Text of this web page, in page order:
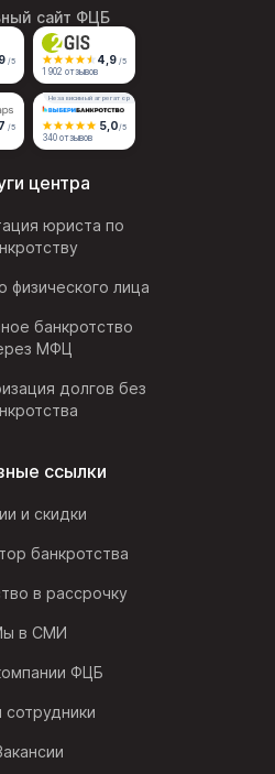
сайт ФЦБ
/5 4,9 /5
1 902 отзывов
/5
Независимый агрегатор
5,0/5
340 отзывов
центра
юриста по
физического лица
банкротство
МФЦ
долгов без
ссылки
и скидки
банкротства
в рассрочку
в СМИ
ФЦБ